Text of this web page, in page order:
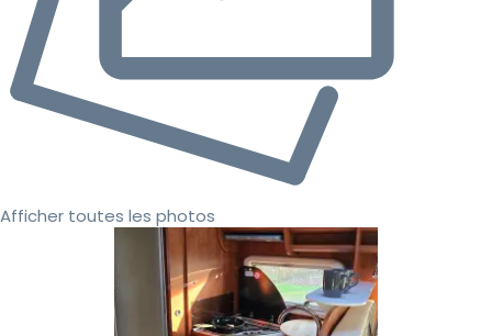
Afficher toutes les photos